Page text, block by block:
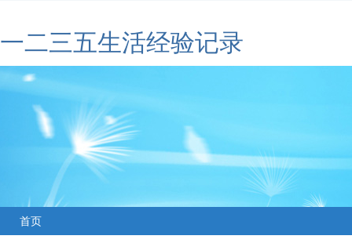
一二三五生活经验记录
首页